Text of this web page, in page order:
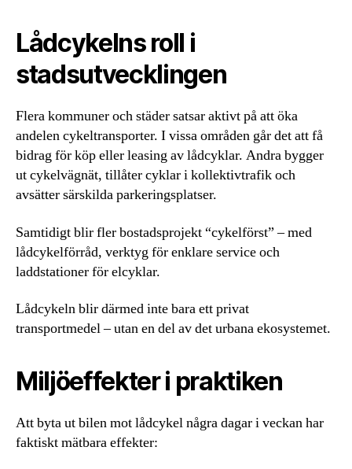
Lådcykelns roll i
stadsutvecklingen
Flera kommuner och städer satsar aktivt på att öka
andelen cykeltransporter. I vissa områden går det att få
bidrag för köp eller leasing av lådcyklar. Andra bygger
ut cykelvägnät, tillåter cyklar i kollektivtrafik och
avsätter särskilda parkeringsplatser.
Samtidigt blir fler bostadsprojekt “cykelförst” – med
lådcykelförråd, verktyg för enklare service och
laddstationer för elcyklar.
Lådcykeln blir därmed inte bara ett privat
transportmedel – utan en del av det urbana ekosystemet.
Miljöeffekter i praktiken
Att byta ut bilen mot lådcykel några dagar i veckan har
faktiskt mätbara effekter: